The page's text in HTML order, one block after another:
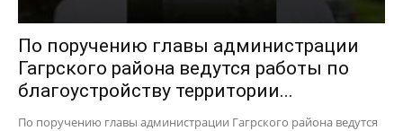
По поручению главы администрации
Гагрского района ведутся работы по
благоустройству территории...
По поручению главы администрации Гагрского района ведутся